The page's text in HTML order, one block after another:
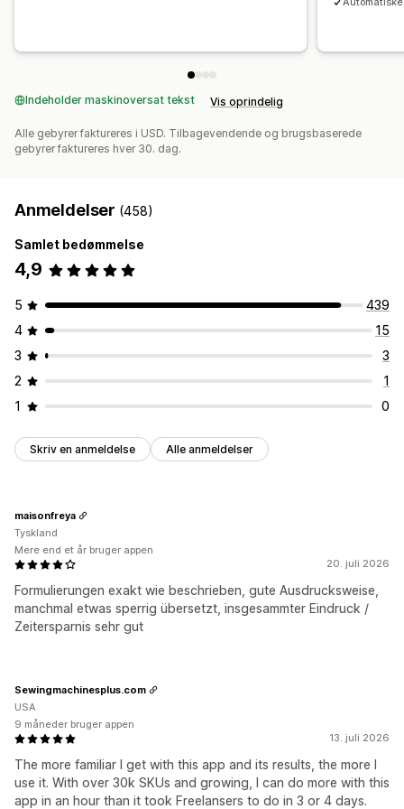
Indeholder maskinoversat tekst Vis oprindelig
Alle gebyrer faktureres i USD. Tilbagevendende og brugsbaserede
gebyrer faktureres hver 30. dag.
Anmeldelser (458)
Samlet bedømmelse
4,9
5
439
4
15
3
3
2
1
1
0
Skriv en anmeldelse Alle anmeldelser
20. juli 2026
Formulierungen exakt wie beschrieben, gute Ausdrucksweise,
manchmal etwas sperrig übersetzt, insgesammter Eindruck /
Zeitersparnis sehr gut
maisonfreya
Tyskland
Mere end et år bruger appen
13. juli 2026
The more familiar I get with this app and its results, the more I
use it. With over 30k SKUs and growing, I can do more with this
app in an hour than it took Freelansers to do in 3 or 4 days.
Sewingmachinesplus.com
USA
9 måneder bruger appen